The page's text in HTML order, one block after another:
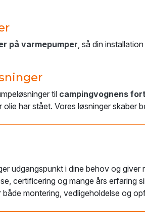
på varmepumper, så din
til campingvognens
har stået. Vores løsninger skaber
udgangspunkt i dine behov og giver
certificering og mange års erfaring
både montering, vedligeholdelse og